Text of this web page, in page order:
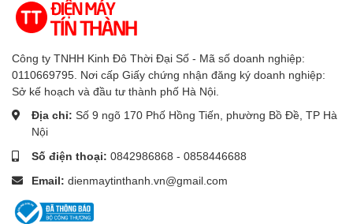
Công ty TNHH Kinh Đô Thời Đại Số - Mã số doanh nghiệp:
0110669795. Nơi cấp Giấy chứng nhận đăng ký doanh nghiệp:
Sở kế hoạch và đầu tư thành phố Hà Nội.
Địa chỉ: Số 9 ngõ 170 Phố Hồng Tiến, phường Bồ Đề, TP Hà
Nội
Số điện thoại: 0842986868 - 0858446688
Email: dienmaytinthanh.vn@gmail.com